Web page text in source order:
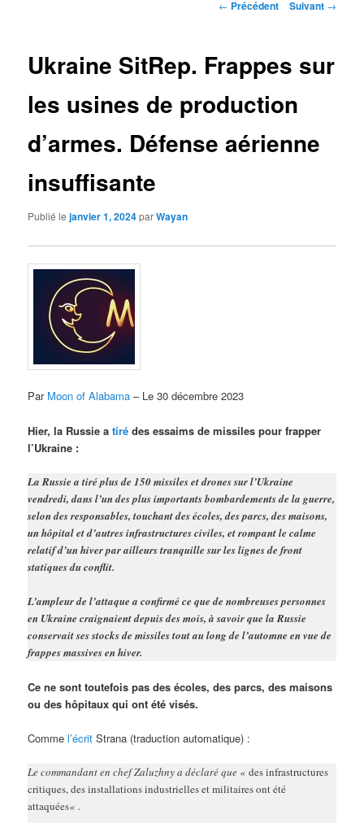
Navigation
← Précédent Suivant →
Ukraine SitRep. Frappes sur
les usines de production
d’armes. Défense aérienne
insuffisante
Publié lejanvier 1, 2024parWayan
Par Moon of Alabama – Le 30 décembre 2023
Hier, la Russie atiré des essaims de missiles pour frapper
l’Ukraine :
La Russie a tiré plus de 150 missiles et drones sur l’Ukraine
vendredi, dans l’un des plus importants bombardements de la guerre,
selon des responsables, touchant des écoles, des parcs, des maisons,
un hôpital et d’autres infrastructures civiles, et rompant le calme
relatif d’un hiver par ailleurs tranquille sur les lignes de front
statiques du conflit.
L’ampleur de l’attaque a confirmé ce que de nombreuses personnes
en Ukraine craignaient depuis des mois, à savoir que la Russie
conservait ses stocks de missiles tout au long de l’automne en vue de
frappes massives en hiver.
Ce ne sont toutefois pas des écoles, des parcs, des maisons
ou des hôpitaux qui ont été visés.
Commel’écrit Strana (traduction automatique) :
Le commandant en chef Zaluzhny a déclaré que «des infrastructures
critiques, des installations industrielles et militaires ont été
attaquées« .